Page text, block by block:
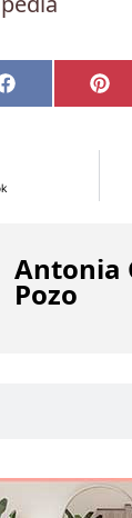
Compartir
en
Facebook
en
Antonia
Pozo